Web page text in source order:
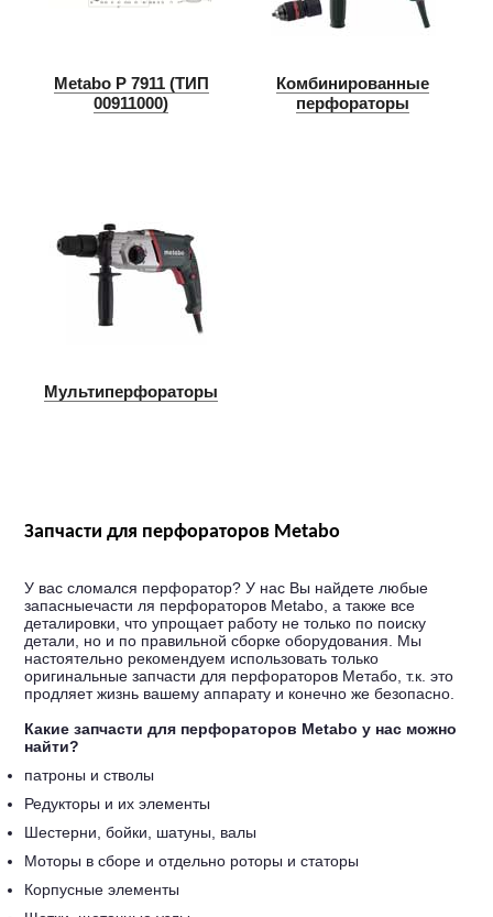
Metabo P 7911 (ТИП
00911000)
Комбинированные
перфораторы
Мультиперфораторы
Запчасти для перфораторов Metabo
У вас сломался перфоратор? У нас Вы найдете любые
запасныечасти ля перфораторов Metabo, а также все
деталировки, что упрощает работу не только по поиску
детали, но и по правильной сборке оборудования. Мы
настоятельно рекомендуем использовать только
оригинальные запчасти для перфораторов Метабо, т.к. это
продляет жизнь вашему аппарату и конечно же безопасно.
Какие запчасти для перфораторов Metabo у нас можно
найти?
патроны и стволы
Редукторы и их элементы
Шестерни, бойки, шатуны, валы
Моторы в сборе и отдельно роторы и статоры
Корпусные элементы